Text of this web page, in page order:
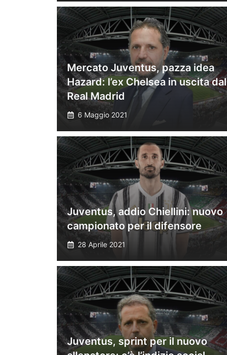
Mercato Juventus, pazza idea
Hazard: l’ex Chelsea in uscita dal
Real Madrid
6 Maggio 2021
Juventus, addio Chiellini: nuovo
campionato per il difensore
28 Aprile 2021
Juventus, sprint per il nuovo